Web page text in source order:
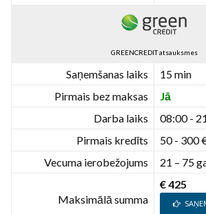
GREENCREDIT atsauksmes
Saņemšanas laiks
15 min
Pirmais bez maksas
Jā
Darba laiks
08:00 -
Pirmais kredīts
50 - 300
Vecuma ierobežojums
21 – 75
Maksimālā summa
€ 425